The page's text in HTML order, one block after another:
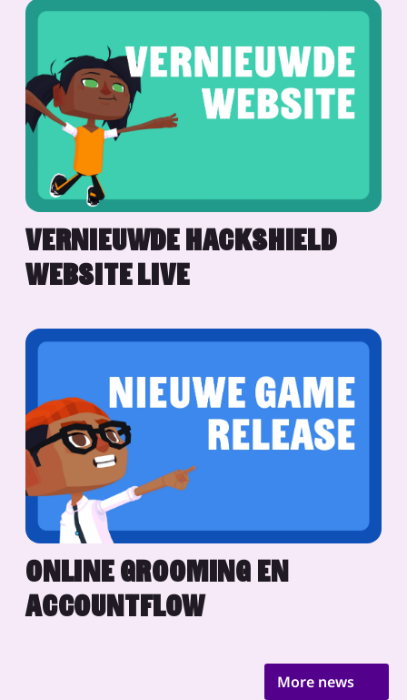
VERNIEUWDE HACKSHIELD
WEBSITE LIVE
ONLINE GROOMING EN
ACCOUNTFLOW
More news